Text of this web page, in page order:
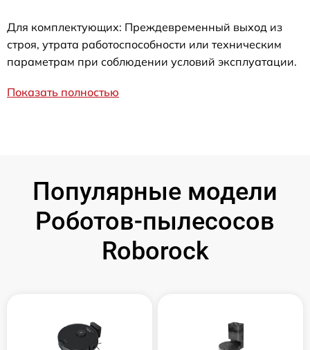
Для комплектующих: Преждевременный выход из
строя, утрата работоспособности или техническим
параметрам при соблюдении условий эксплуатации.
Показать полностью
Популярные модели
Роботов-пылесосов
Roborock